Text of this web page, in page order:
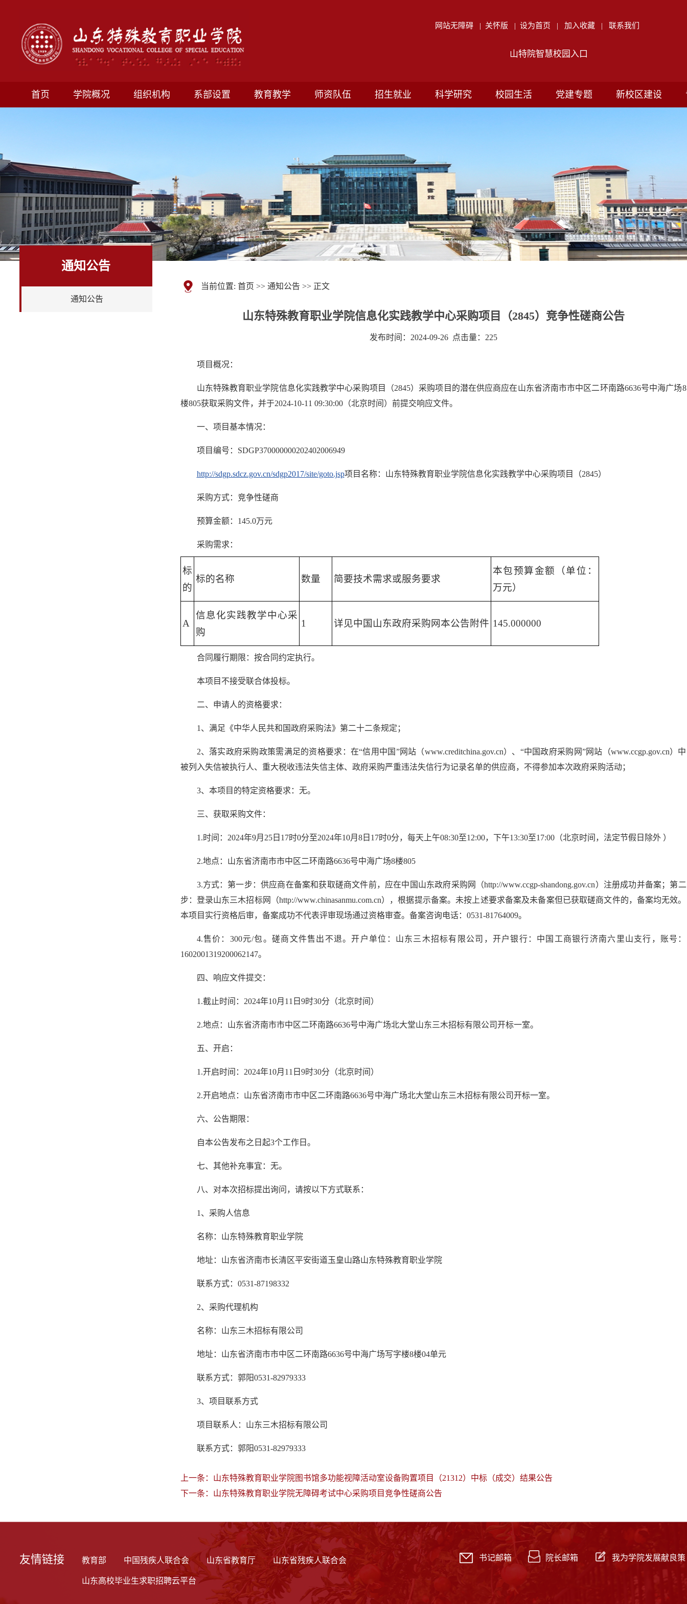
网站无障碍 | 关怀版 | 设为首页 | 加入收藏 | 联系我们
山特院智慧校园入口
首页 学院概况 组织机构 系部设置 教育教学 师资队伍 招生就业 科学研究 校园生活 党建专题 新校区建设
通知公告
通知公告
当前位置: 首页 >> 通知公告 >> 正文
山东特殊教育职业学院信息化实践教学中心采购项目（2845）竞争性磋商公告
发布时间：2024-09-26 点击量： 225
项目概况：
山东特殊教育职业学院信息化实践教学中心采购项目（2845）采购项目的潜在供应商应在山东省济南市市中区二环南路6636号中海广场8
楼805获取采购文件，并于2024-10-11 09:30:00（北京时间）前提交响应文件。
一、项目基本情况：
项目编号：SDGP370000000202402006949
http://sdgp.sdcz.gov.cn/sdgp2017/site/goto.jsp项目名称：山东特殊教育职业学院信息化实践教学中心采购项目（2845）
采购方式：竞争性磋商
预算金额：145.0万元
采购需求：
标
的
标的名称 数量 简要技术需求或服务要求
本包预算金额（单位：
万元）
A
信息化实践教学中心采
购
1 详见中国山东政府采购网本公告附件 145.000000
合同履行期限：按合同约定执行。
本项目不接受联合体投标。
二、申请人的资格要求：
1、满足《中华人民共和国政府采购法》第二十二条规定；
2、落实政府采购政策需满足的资格要求：在“信用中国”网站（www.creditchina.gov.cn）、“中国政府采购网”网站（www.ccgp.gov.cn）中
被列入失信被执行人、重大税收违法失信主体、政府采购严重违法失信行为记录名单的供应商，不得参加本次政府采购活动；
3、本项目的特定资格要求：无。
三、获取采购文件：
1.时间：2024年9月25日17时0分至2024年10月8日17时0分，每天上午08:30至12:00，下午13:30至17:00（北京时间，法定节假日除外 ）
2.地点：山东省济南市市中区二环南路6636号中海广场8楼805
3.方式：第一步：供应商在备案和获取磋商文件前，应在中国山东政府采购网（http://www.ccgp-shandong.gov.cn）注册成功并备案；第二
步：登录山东三木招标网（http://www.chinasanmu.com.cn），根据提示备案。未按上述要求备案及未备案但已获取磋商文件的，备案均无效。
本项目实行资格后审，备案成功不代表评审现场通过资格审查。备案咨询电话：0531-81764009。
4.售价：300元/包。磋商文件售出不退。开户单位：山东三木招标有限公司，开户银行：中国工商银行济南六里山支行，账号：
1602001319200062147。
四、响应文件提交：
1.截止时间：2024年10月11日9时30分（北京时间）
2.地点：山东省济南市市中区二环南路6636号中海广场北大堂山东三木招标有限公司开标一室。
五、开启：
1.开启时间：2024年10月11日9时30分（北京时间）
2.开启地点：山东省济南市市中区二环南路6636号中海广场北大堂山东三木招标有限公司开标一室。
六、公告期限：
自本公告发布之日起3个工作日。
七、其他补充事宜：无。
八、对本次招标提出询问，请按以下方式联系：
1、采购人信息
名称：山东特殊教育职业学院
地址：山东省济南市长清区平安街道玉皇山路山东特殊教育职业学院
联系方式：0531-87198332
2、采购代理机构
名称：山东三木招标有限公司
地址：山东省济南市市中区二环南路6636号中海广场写字楼8楼04单元
联系方式：郭阳0531-82979333
3、项目联系方式
项目联系人：山东三木招标有限公司
联系方式：郭阳0531-82979333
上一条： 山东特殊教育职业学院图书馆多功能视障活动室设备购置项目（21312）中标（成交）结果公告
下一条： 山东特殊教育职业学院无障碍考试中心采购项目竞争性磋商公告
友情链接 教育部 中国残疾人联合会 山东省教育厅 山东省残疾人联合会
山东高校毕业生求职招聘云平台
书记邮箱 院长邮箱 我为学院发展献良策